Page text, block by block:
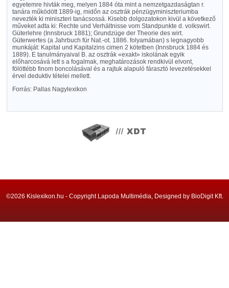
egyetemre hivták meg, melyen 1884 óta mint a nemzetgazdaságtan r.
tanára működött 1889-ig, midőn az osztrák pénzügyminiszteriumba
nevezték ki miniszteri tanácsossá. Kisebb dolgozatokon kivül a következő
műveket adta ki: Rechte und Verhältnisse vom Standpunkte d. volkswirt.
Güterlehre (Innsbruck 1881); Grundzüge der Theorie des wirt.
Güterwertes (a Jahrbuch für Nat.-ot. 1886. folyamában) s legnagyobb
munkáját: Kapital und Kapitalzins cimen 2 kötetben (Innsbruck 1884 és
1889). E tanulmányaival B. az osztrák «exakt» iskolának egyik
előharcosává lett s a fogalmak, meghatározások rendkivül elvont,
fölöttébb finom boncolásával és a rajtuk alapuló fárasztó levezetésekkel
érvel deduktiv tételei mellett.
Forrás: Pallas Nagylexikon
©2026 Kislexikon.hu - Copyright Lapoda Multimédia, Designed by BioDigit Kft.